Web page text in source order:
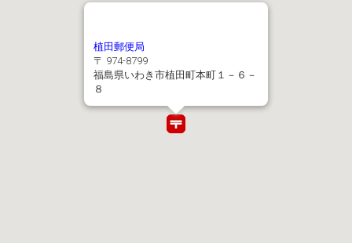
植田郵便局
〒 974-8799
福島県いわき市植田町本町１－６－
８